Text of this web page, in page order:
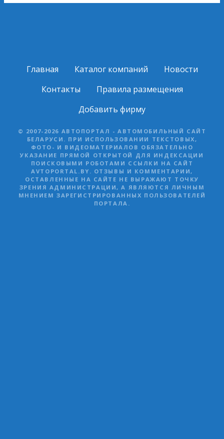
Главная Каталог компаний
Новости
Контакты
Правила размещения
Добавить фирму
© 2007-2026 АВТОПОРТАЛ - АВТОМОБИЛЬНЫЙ САЙТ
БЕЛАРУСИ. ПРИ ИСПОЛЬЗОВАНИИ ТЕКСТОВЫХ,
ФОТО- И ВИДЕОМАТЕРИАЛОВ ОБЯЗАТЕЛЬНО
УКАЗАНИЕ ПРЯМОЙ ОТКРЫТОЙ ДЛЯ ИНДЕКСАЦИИ
ПОИСКОВЫМИ РОБОТАМИ ССЫЛКИ НА САЙТ
AVTOPORTAL.BY. ОТЗЫВЫ И КОММЕНТАРИИ,
ОСТАВЛЕННЫЕ НА САЙТЕ НЕ ВЫРАЖАЮТ ТОЧКУ
ЗРЕНИЯ АДМИНИСТРАЦИИ, А ЯВЛЯЮТСЯ ЛИЧНЫМ
МНЕНИЕМ ЗАРЕГИСТРИРОВАННЫХ ПОЛЬЗОВАТЕЛЕЙ
ПОРТАЛА.